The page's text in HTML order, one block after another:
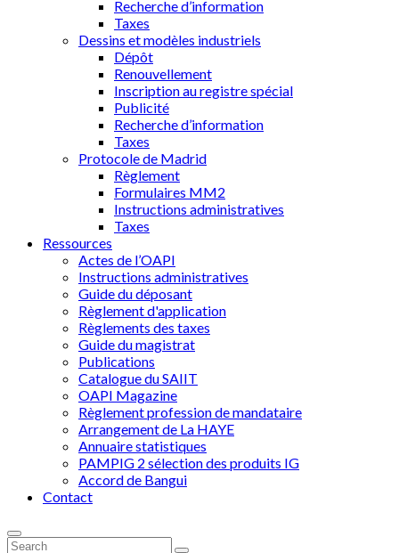
Recherche d’information
Taxes
Dessins et modèles industriels
Dépôt
Renouvellement
Inscription au registre spécial
Publicité
Recherche d’information
Taxes
Protocole de Madrid
Règlement
Formulaires MM2
Instructions administratives
Taxes
Ressources
Actes de l’OAPI
Instructions administratives
Guide du déposant
Règlement d'application
Règlements des taxes
Guide du magistrat
Publications
Catalogue du SAIIT
OAPI Magazine
Règlement profession de mandataire
Arrangement de La HAYE
Annuaire statistiques
PAMPIG 2 sélection des produits IG
Accord de Bangui
Contact